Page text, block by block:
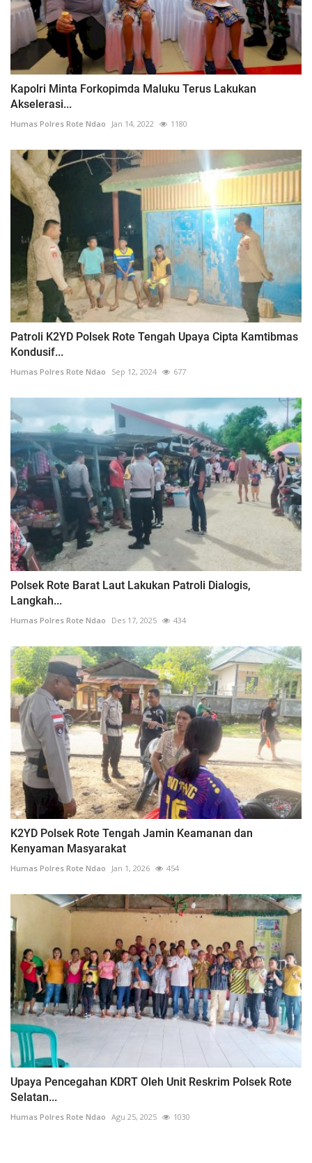
Kapolri Minta Forkopimda Maluku Terus Lakukan
Akselerasi...
Humas Polres Rote Ndao Jan 14, 2022 1180
Patroli K2YD Polsek Rote Tengah Upaya Cipta Kamtibmas
Kondusif...
Humas Polres Rote Ndao Sep 12, 2024 677
Polsek Rote Barat Laut Lakukan Patroli Dialogis,
Langkah...
Humas Polres Rote Ndao Des 17, 2025 434
K2YD Polsek Rote Tengah Jamin Keamanan dan
Kenyaman Masyarakat
Humas Polres Rote Ndao Jan 1, 2026 454
Upaya Pencegahan KDRT Oleh Unit Reskrim Polsek Rote
Selatan...
Humas Polres Rote Ndao Agu 25, 2025 1030